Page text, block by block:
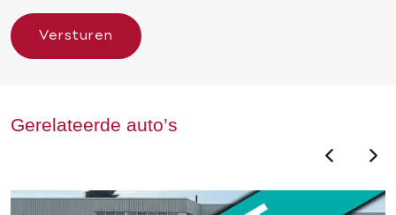
Versturen
Gerelateerde auto’s